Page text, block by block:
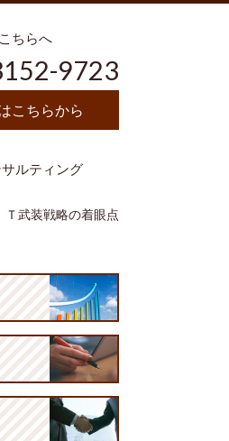
ちらへ
9723
こちらから
サルティング
Ｔ武装戦略の着眼点